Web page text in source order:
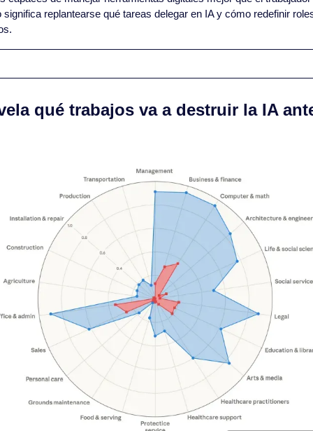
replantearse qué tareas delegar en IA y cómo redefinir
qué trabajos va a destruir la IA